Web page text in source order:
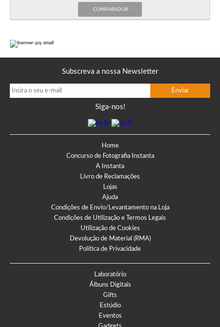
COMPARADOR
Subscreva a nossa Newsletter
Siga-nos!
Home
Concurso de Fotografia Instanta
A Instanta
Livro de Reclamações
Lojas
Ajuda
Condições de Envio/Levantamento na Loja
Condições de Utilização e Termos Legais
Utilização de Cookies
Devolução de Material (RMA)
Política de Privacidade
Laboratório
Álbuns Digitais
Gifts
Estúdio
Eventos